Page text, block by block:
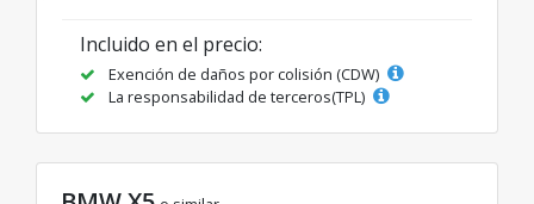
Incluido en el precio:
Exención de daños por colisión (CDW)
La responsabilidad de terceros(TPL)